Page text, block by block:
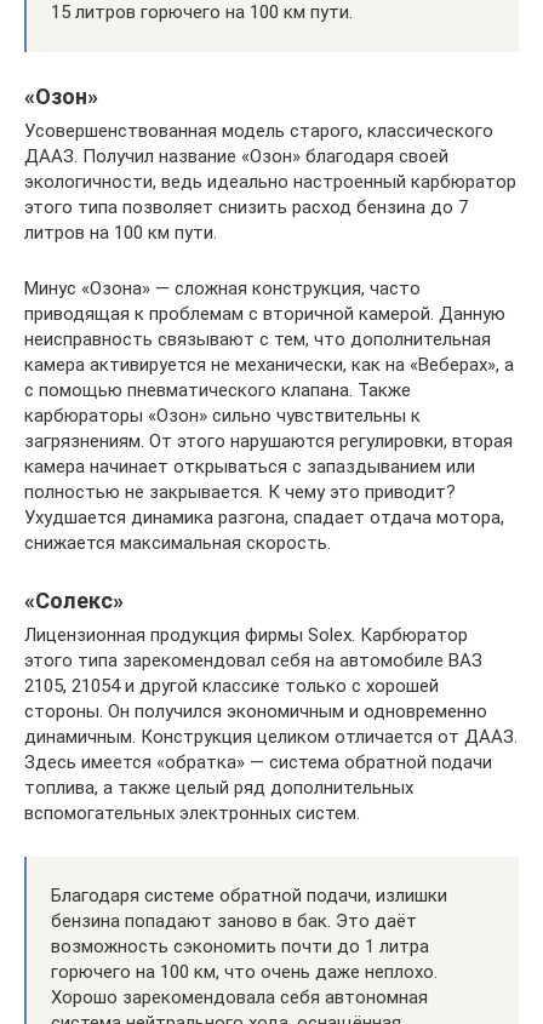
15 литров горючего на 100 км пути.
«Озон»
Усовершенствованная модель старого, классического
ДААЗ. Получил название «Озон» благодаря своей
экологичности, ведь идеально настроенный карбюратор
этого типа позволяет снизить расход бензина до 7
литров на 100 км пути.
Минус «Озона» — сложная конструкция, часто
приводящая к проблемам с вторичной камерой. Данную
неисправность связывают с тем, что дополнительная
камера активируется не механически, как на «Веберах», а
с помощью пневматического клапана. Также
карбюраторы «Озон» сильно чувствительны к
загрязнениям. От этого нарушаются регулировки, вторая
камера начинает открываться с запаздыванием или
полностью не закрывается. К чему это приводит?
Ухудшается динамика разгона, спадает отдача мотора,
снижается максимальная скорость.
«Солекс»
Лицензионная продукция фирмы Solex. Карбюратор
этого типа зарекомендовал себя на автомобиле ВАЗ
2105, 21054 и другой классике только с хорошей
стороны. Он получился экономичным и одновременно
динамичным. Конструкция целиком отличается от ДААЗ.
Здесь имеется «обратка» — система обратной подачи
топлива, а также целый ряд дополнительных
вспомогательных электронных систем.
Благодаря системе обратной подачи, излишки
бензина попадают заново в бак. Это даёт
возможность сэкономить почти до 1 литра
горючего на 100 км, что очень даже неплохо.
Хорошо зарекомендовала себя автономная